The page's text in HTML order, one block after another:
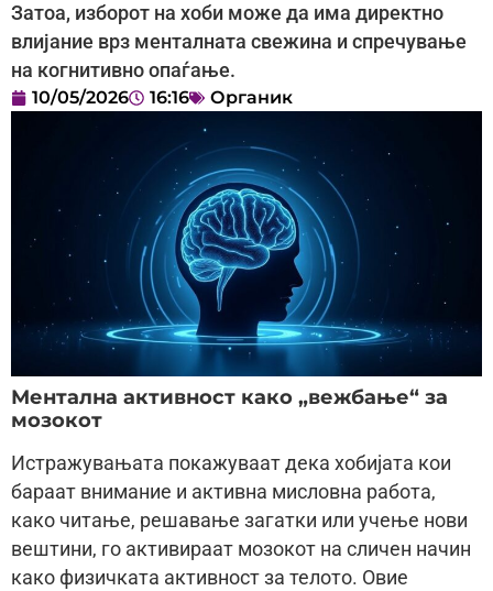
Затоа, изборот на хоби може да има директно
влијание врз менталната свежина и спречување
на когнитивно опаѓање.
10/05/2026 16:16 Органик
Ментална активност како „вежбање“ за
мозокот
Истражувањата покажуваат дека хобијата кои
бараат внимание и активна мисловна работа,
како читање, решавање загатки или учење нови
вештини, го активираат мозокот на сличен начин
како физичката активност за телото. Овие